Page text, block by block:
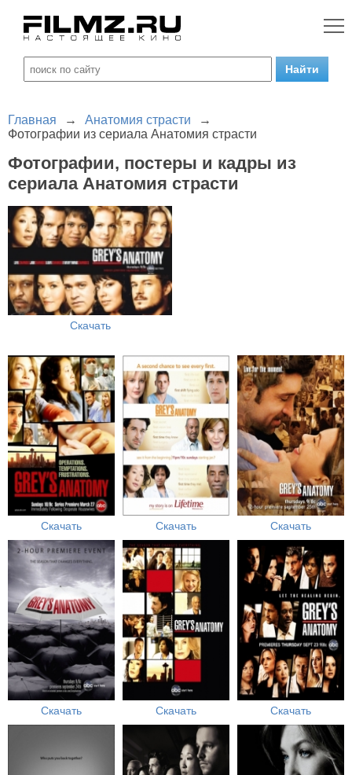
Главная → Анатомия страсти
→
Фотографии из сериала Анатомия страсти
Фотографии, постеры и кадры из
сериала Анатомия страсти
Скачать
Скачать Скачать Скачать
Скачать Скачать Скачать